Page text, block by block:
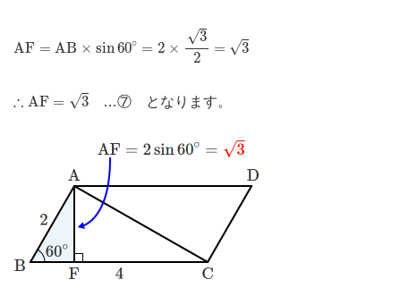
AF = AB × sin60∘ = 2 ×
√3
2
= √3
∴ AF = √3
A F=
…⑦ となります。